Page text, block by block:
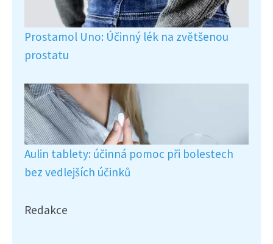
Prostamol Uno: Účinný lék na zvětšenou
prostatu
Aulin tablety: účinná pomoc při bolestech
bez vedlejších účinků
Redakce